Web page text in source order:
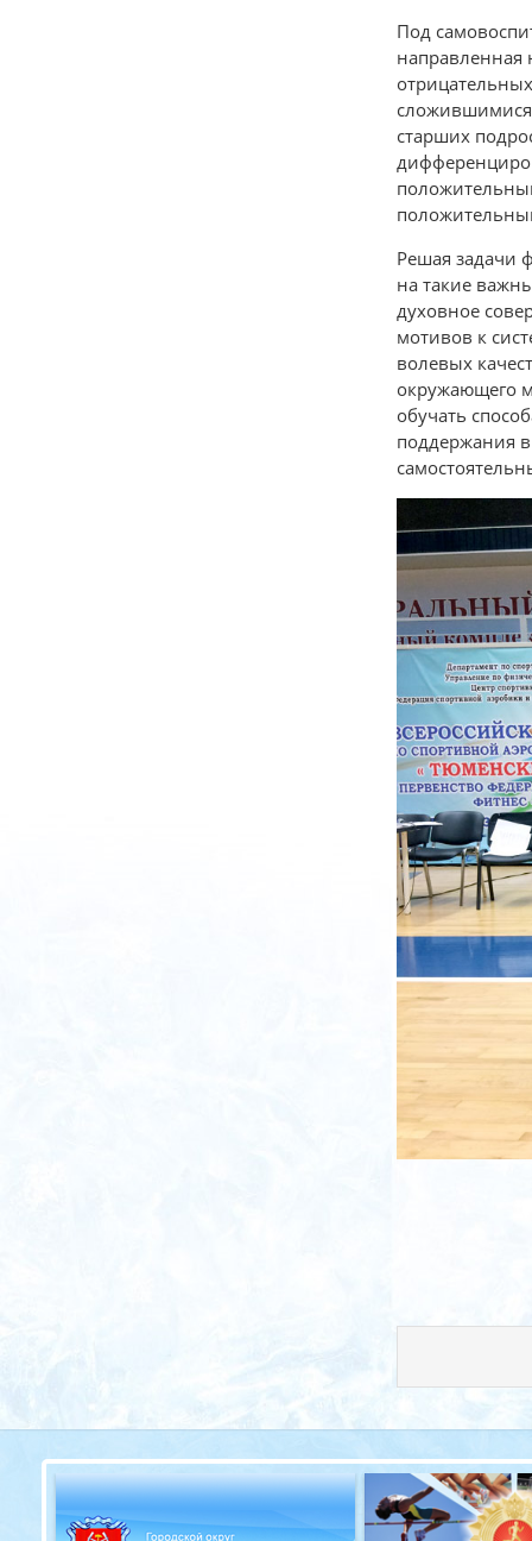
Под
направленная
сложившимися
старших
Решая задачи
на такие
духовное
мотивов к
волевых
окружающего
обучать
поддержания